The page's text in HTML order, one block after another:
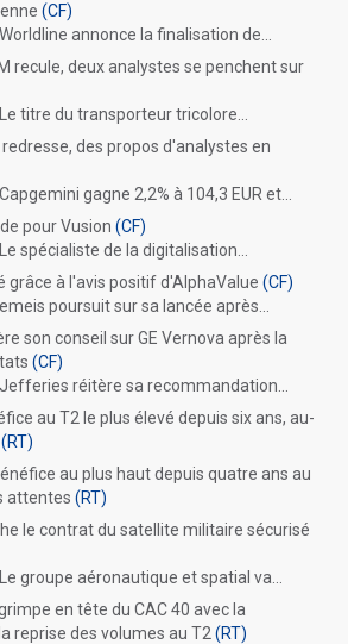
(CF)
annonce la finalisation de...
recule, deux analystes se penchent sur
titre du transporteur tricolore...
des propos d'analystes en
gagne 2,2% à 104,3 EUR et...
pour Vusion (CF)
spécialiste de la digitalisation...
grâce à l'avis positif d'AlphaValue (CF)
poursuit sur sa lancée après...
son conseil sur GE Vernova après la
(CF)
réitère sa recommandation...
au T2 le plus élevé depuis six ans, au-
(RT)
au plus haut depuis quatre ans au
attentes (RT)
le contrat du satellite militaire sécurisé
groupe aéronautique et spatial va...
en tête du CAC 40 avec la
reprise des volumes au T2 (RT)